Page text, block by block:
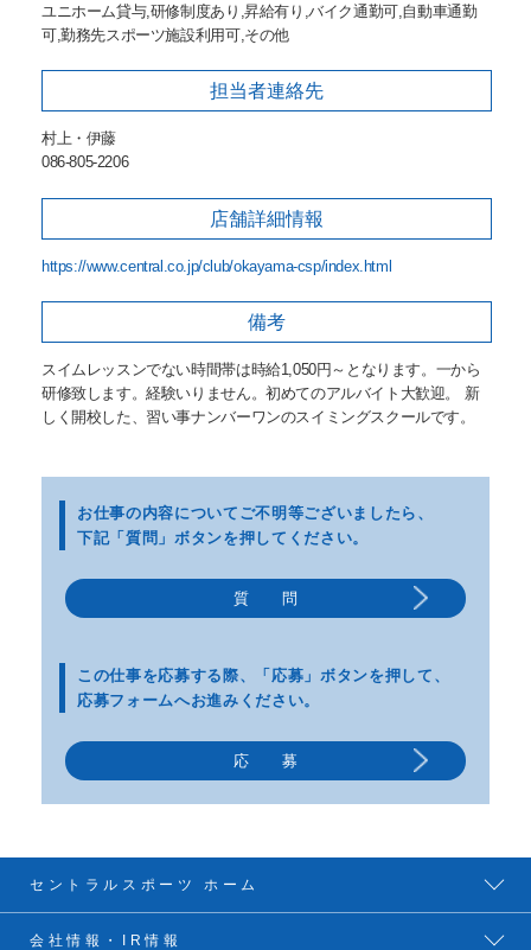
ユニホーム貸与,研修制度あり,昇給有り,バイク通勤可,自動車通勤
可,勤務先スポーツ施設利用可,その他
担当者連絡先
村上・伊藤
086-805-2206
店舗詳細情報
https://www.central.co.jp/club/okayama-csp/index.html
備考
スイムレッスンでない時間帯は時給1,050円～となります。一から
研修致します。経験いりません。初めてのアルバイト大歓迎。 新
しく開校した、習い事ナンバーワンのスイミングスクールです。
お仕事の内容についてご不明等ございましたら、
下記「質問」ボタンを押してください。
この仕事を応募する際、
「応募」ボタンを押して、
応募フォームへお進みください。
質 問
応 募
セントラルスポーツ ホーム
会社情報・IR情報